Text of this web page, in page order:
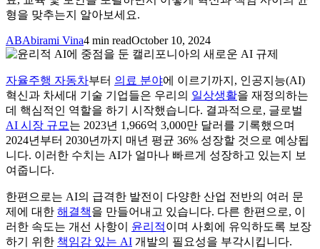
형을 맞추는지 알아보세요.
ABAbirami Vina4 min readOctober 10, 2024
자율주행 자동차부터 의료 분야에 이르기까지, 인공지능(AI)
혁신과 차세대 기술 기업들은 우리의 일상생활을 재정의하는
데 핵심적인 역할을 하기 시작했습니다. 결과적으로, 글로벌
AI 시장 규모 는 2023년 1,966억 3,000만 달러를 기록했으며
2024년부터 2030년까지 매년 평균 36% 성장할 것으로 예상됩
니다. 이러한 수치는 AI가 얼마나 빠르게 성장하고 있는지 보
여줍니다.
한편으로는 AI의 급격한 발전이 다양한 산업 전반의 여러 문
제에 대한 해결책을 만들어내고 있습니다. 다른 한편으로, 이
러한 속도는 개선 사항이 윤리적이며 사회에 유익하도록 보장
하기 위한 책임감 있는 AI 개발의 필요성을 부각시킵니다.